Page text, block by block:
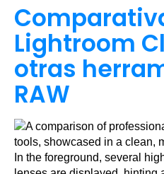
Lightroom
otras
RAW